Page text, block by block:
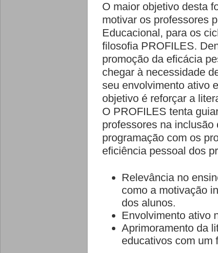
O maior objetivo desta
motivar os professores
Educacional, para os
filosofia PROFILES.
promoção da eficácia
chegar à necessidade
seu envolvimento ativo
objetivo é reforçar a
O PROFILES tenta
professores na
programação com os
eficiência pessoal dos
Relevância no
como a motivação
dos alunos.
Envolvimento ativo
Aprimoramento da
educativos com um